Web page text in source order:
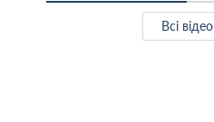
Всі відео